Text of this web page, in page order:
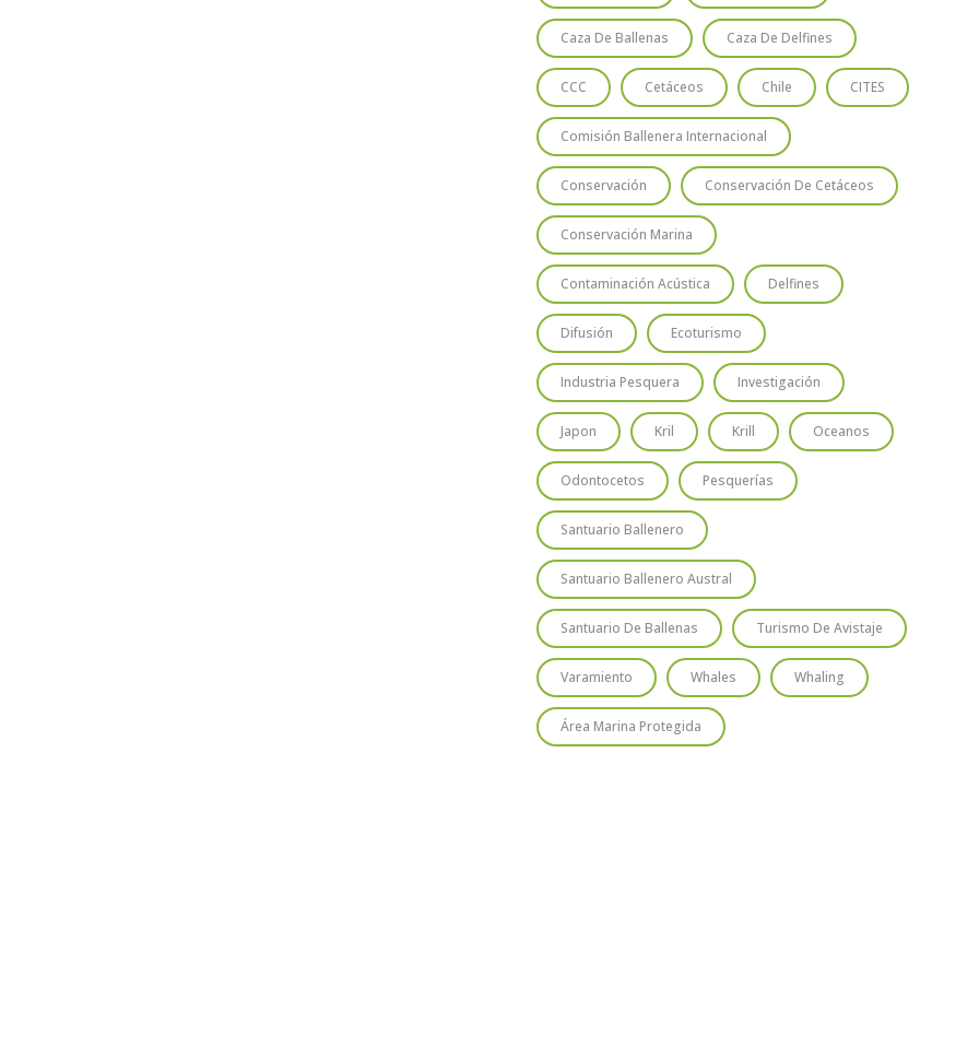
Caza De Ballenas Caza De Delfines
CCC Cetáceos Chile CITES
Comisión Ballenera Internacional
Conservación Conservación De Cetáceos
Conservación Marina
Contaminación Acústica Delfines
Difusión Ecoturismo
Industria Pesquera Investigación
Japon Kril Krill Oceanos
Odontocetos Pesquerías
Santuario Ballenero
Santuario Ballenero Austral
Santuario De Ballenas Turismo De Avistaje
Varamiento Whales Whaling
Área Marina Protegida